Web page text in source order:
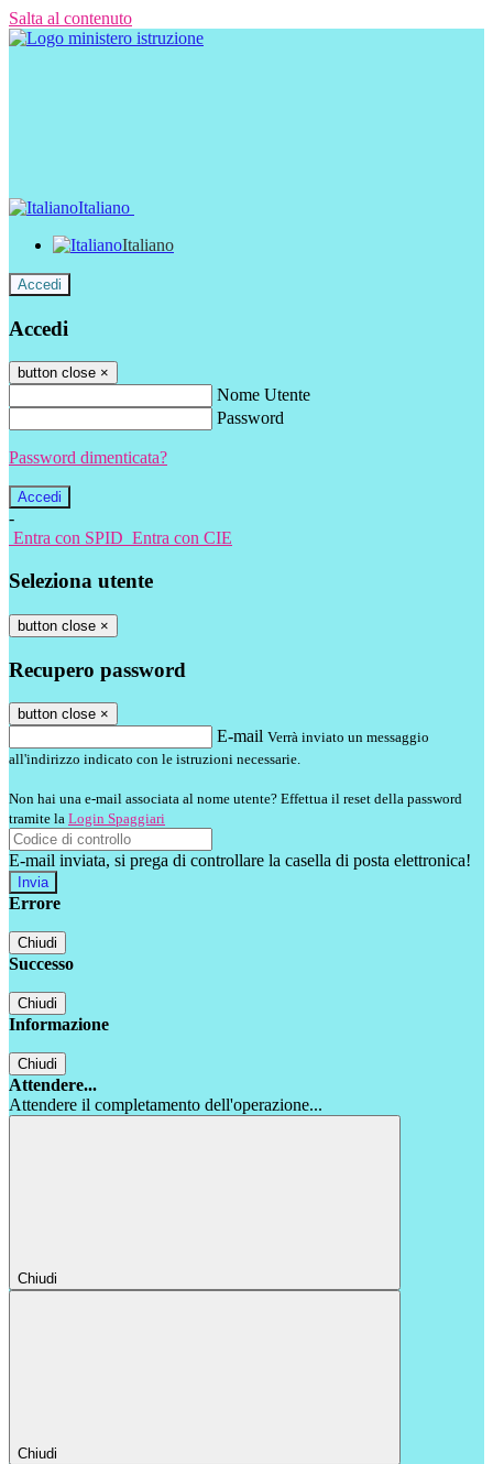
Salta al contenuto
Italiano
Italiano
Accedi
Accedi
button close ×
Nome Utente
Password
Password dimenticata?
-
Entra con SPID Entra con CIE
Seleziona utente
button close ×
Recupero password
button close ×
E-mail Verrà inviato un messaggio
all'indirizzo indicato con le istruzioni necessarie.
Non hai una e-mail associata al nome utente? Effettua il reset della password
tramite la Login Spaggiari
E-mail inviata, si prega di controllare la casella di posta elettronica!
Errore
Chiudi
Successo
Chiudi
Informazione
Chiudi
Attendere...
Attendere il completamento dell'operazione...
Chiudi
Chiudi